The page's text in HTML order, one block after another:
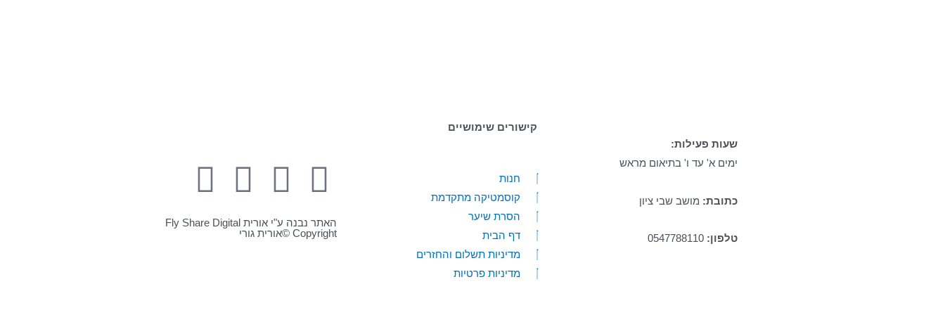
שעות פעילות:
ימים א' עד ו' בתיאום מראש
כתובת: מושב שבי ציון
טלפון:
קישורים שימושיים
חנות
קוסמטיקה מתקדמת
הסרת שיער
דף הבית
מדיניות תשלום והחזרים
מדיניות פרטיות
האתר נבנה ע"י אורית Fly Share Digital
Copyright ©אורית גורי